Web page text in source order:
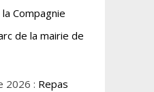
Compagnie
de la mairie de
2026 : Repas